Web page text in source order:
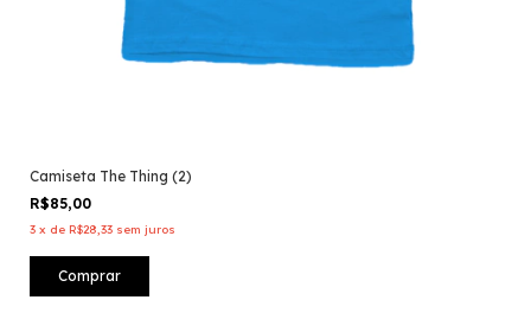
Camiseta The Thing (2)
R$85,00
3 x de R$28,33 sem juros
Comprar